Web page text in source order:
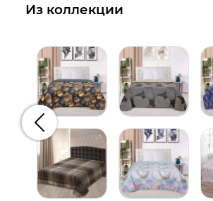
Из коллекции
Предыдущий